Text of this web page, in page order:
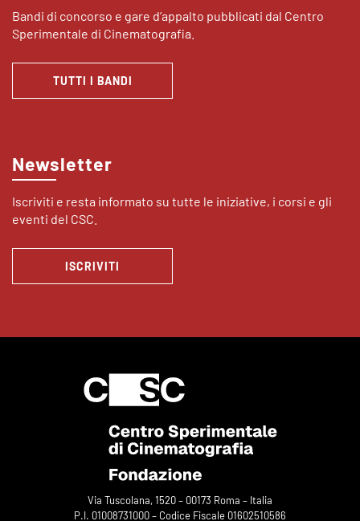
Bandi di concorso e gare d’appalto pubblicati dal Centro
Sperimentale di Cinematografia.
TUTTI I BANDI
Newsletter
Iscriviti e resta informato su tutte le iniziative, i corsi e gli
eventi del CSC.
ISCRIVITI
Via Tuscolana, 1520 – 00173 Roma – Italia
P.I. 01008731000 – Codice Fiscale 01602510586